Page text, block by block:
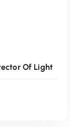
Of Light